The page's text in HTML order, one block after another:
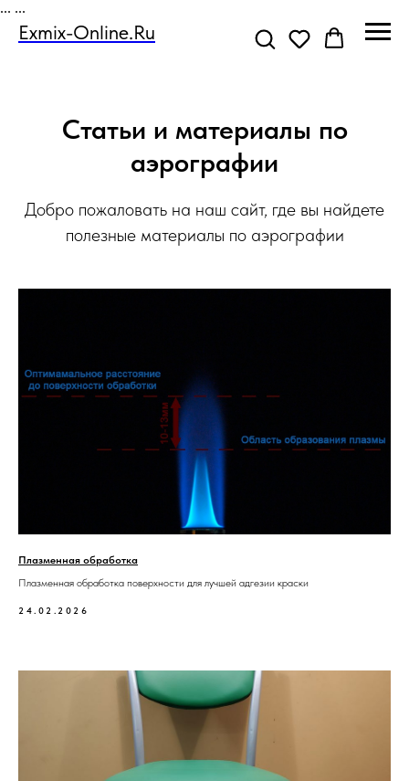
... ...
Exmix-Online.ru
Статьи и материалы по
аэрографии
Добро пожаловать на наш сайт, где вы найдете
полезные материалы по аэрографии
Плазменная обработка
Плазменная обработка поверхности для лучшей адгезии краски
24.02.2026